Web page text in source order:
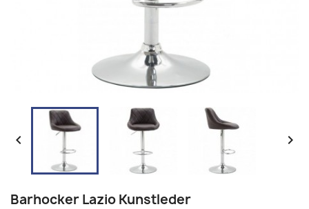
 
Barhocker Lazio Kunstleder